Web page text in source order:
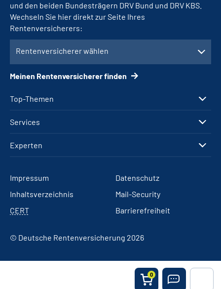
0
Top-Themen
Services
Experten
und den beiden Bundesträgern DRV Bund und DRV KBS.
Wechseln Sie hier direkt zur Seite Ihres
Rentenversicherers:
Rentenversicherer wählen
Meinen Rentenversicherer finden
Impressum
Datenschutz
Inhaltsverzeichnis
Mail-Security
CERT
Barrierefreiheit
© Deutsche Rentenversicherung 2026